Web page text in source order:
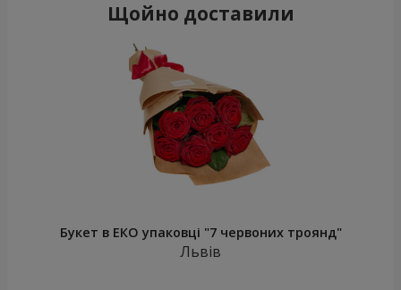
Щойно доставили
Букет в ЕКО упаковці "7 червоних троянд"
Львів